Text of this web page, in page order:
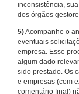
inconsistência,
dos órgãos
5)Acompanhe o
eventuais
empresa. Esse
algum dado
sido prestado. Os
e empresas (com
comentário final)